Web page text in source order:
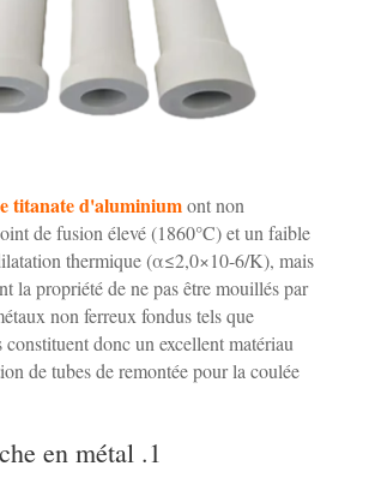
titanate d'aluminiumont non
de fusion élevé (1860°C) et un faible
thermique (α≤2,0×10-6/K), mais
la propriété de ne pas être mouillés par
non ferreux fondus tels que
donc un excellent matériau
de tubes de remontée pour la coulée
1. Contremarche en métal